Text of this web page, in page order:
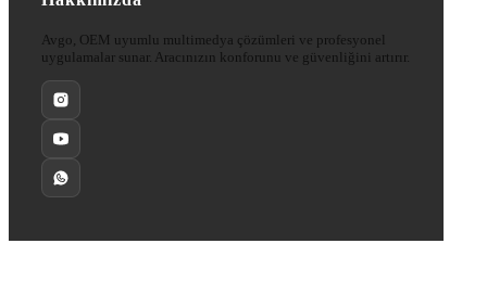
Avgo, OEM uyumlu multimedya çözümleri ve profesyonel
uygulamalar sunar. Aracınızın konforunu ve güvenliğini artırır.